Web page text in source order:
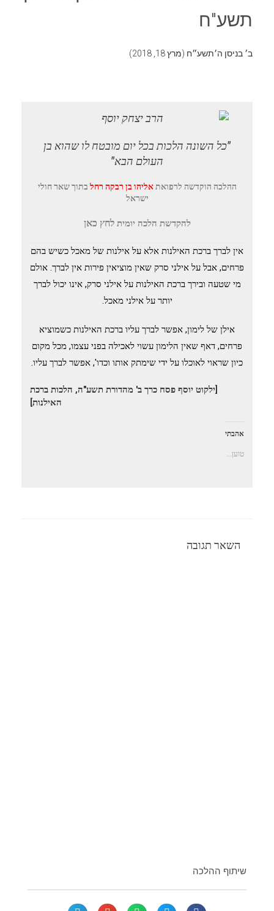
תשע"ח
ב׳ בניסן ה׳תשע״ח (מרץ 18, 2018)
"כל השונה הלכות בכל יום מובטח לו שהוא בן
העולם הבא"
ההלכה הוקדשה לרפואתאליהו בן רבקה רחל בתוך שאר חולי
ישראל
להקדשת הלכה יומיתלחץ כאן
אין לברך ברכת האילנות אלא על אילנות של מאכל כשיש בהם
פרחים, אבל על אילני סרק שאין מוציאין פירות אין לברך. אולם
מי שטעה ובירך ברכת האילנות על אילני סרק, אינו יכול לברך
יותר על אילני מאכל.
אילן של לימון, אפשר לברך עליו ברכת האילנות כשמוציא
פרחים, דאף שאין הלימון עשוי לאכילה בפני עצמו, מכל מקום
כיון שראוי לאוכלו על ידי שימתק אותו וכדו', אפשר לברך עליו.
[ילקוט יוסף פסח כרך ב' מהדורת תשע"ה, הלכות ברכת
האילנות]
אהבתי
טוען...
השאר תגובה
שיתוף ההלכה